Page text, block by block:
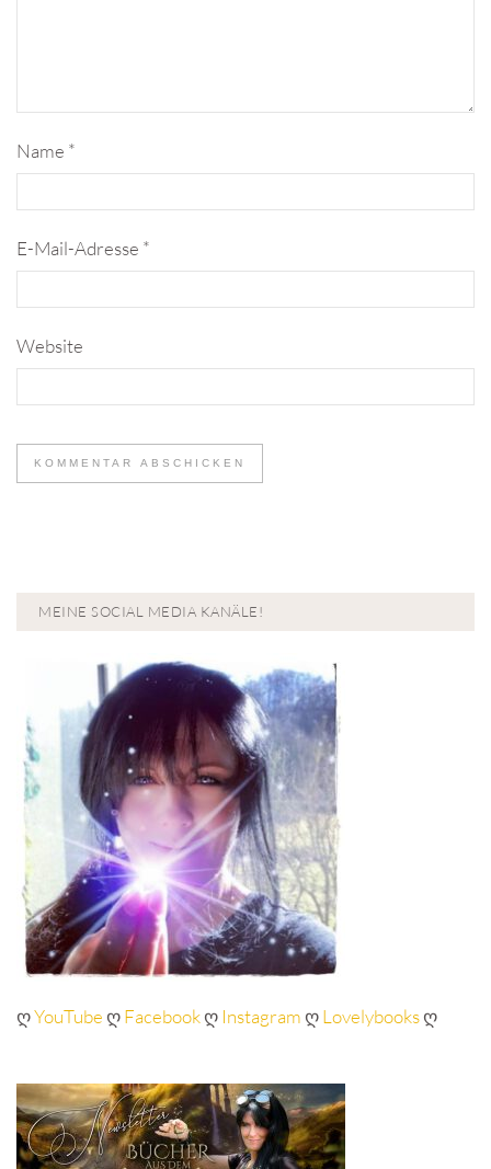
Name *
E-Mail-Adresse *
Website
MEINE SOCIAL MEDIA KANÄLE!
ღYouTubeღFacebookღ InstagramღLovelybooksღ